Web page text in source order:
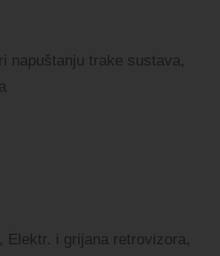
napuštanju trake sustava,
Elektr. i grijana retrovizora,